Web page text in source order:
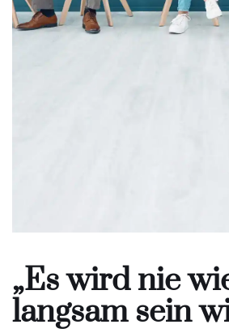
„Es wird nie
langsam sein